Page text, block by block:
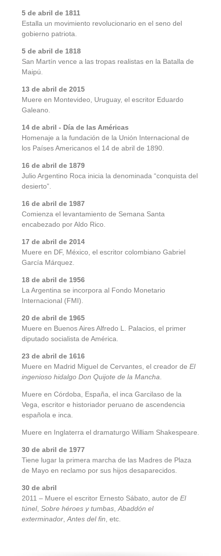
5 de abril de 1811
Estalla un movimiento revolucionario en el seno del
gobierno patriota.
5 de abril de 1818
San Martín vence a las tropas realistas en la Batalla de
Maipú.
13 de abril de 2015
Muere en Montevideo, Uruguay, el escritor Eduardo
Galeano.
14 de abril - Día de las Américas
Homenaje a la fundación de la Unión Internacional de
los Países Americanos el 14 de abril de 1890.
16 de abril de 1879
Julio Argentino Roca inicia la denominada “conquista del
desierto”.
16 de abril de 1987
Comienza el levantamiento de Semana Santa
encabezado por Aldo Rico.
17 de abril de 2014
Muere en DF, México, el escritor colombiano Gabriel
García Márquez.
18 de abril de 1956
La Argentina se incorpora al Fondo Monetario
Internacional (FMI).
20 de abril de 1965
Muere en Buenos Aires Alfredo L. Palacios, el primer
diputado socialista de América.
23 de abril de 1616
Muere en Madrid Miguel de Cervantes, el creador de El
ingenioso hidalgo Don Quijote de la Mancha
Muere en Córdoba, España, el inca Garcilaso de la
Vega, escritor e historiador peruano de ascendencia
española e inca.
Muere en Inglaterra el dramaturgo William Shakespeare.
30 de abril de 1977
Tiene lugar la primera marcha de las Madres de Plaza
de Mayo en reclamo por sus hijos desaparecidos.
30 de abril
2011 – Muere el escritor Ernesto Sábato, autor de El
túnel, Sobre héroes y tumbas Abaddón el
exterminador Antes del fin , etc.